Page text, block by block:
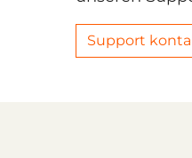
Support